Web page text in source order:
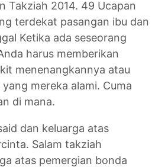
Takziah 2014. 49 Ucapan
terdekat pasangan ibu dan
Ketika ada seseorang
harus memberikan
menenangkannya atau
mereka alami. Cuma
di mana.
dan keluarga atas
Salam takziah
atas pemergian bonda